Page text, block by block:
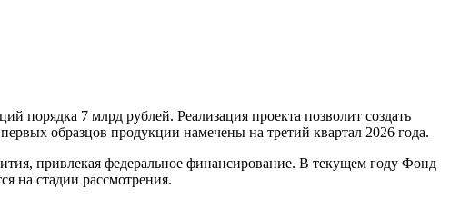
порядка 7 млрд рублей. Реализация проекта позволит создать
образцов продукции намечены на третий квартал 2026 года.
привлекая федеральное финансирование. В текущем году Фонд
на стадии рассмотрения.